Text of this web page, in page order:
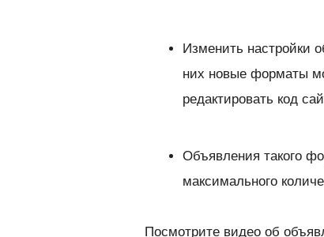
Изменить настройки
них новые форматы
редактировать код
Объявления такого
максимального
Посмотрите видео об